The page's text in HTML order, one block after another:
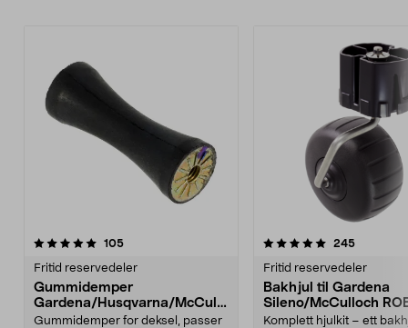
105anmeldelser
Fritid reservedeler
Gummidemper
Gardena/Husqvarna/McCullo
ch/Flymo
Gummidemper for deksel, passer
5.0 av 5 stjerner 245
Fritid reservedeler
Bakhjul til Gardena
Sileno/McCulloch
Easilife
Komplett hjulkit – ett
4.5 av 5 stjerner